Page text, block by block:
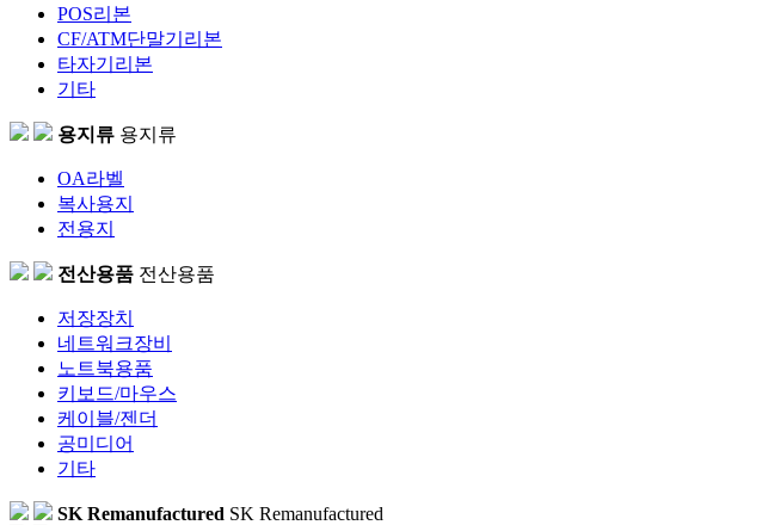
POS리본
CF/ATM단말기리본
타자기리본
기타
용지류 용지류
OA라벨
복사용지
전용지
전산용품 전산용품
저장장치
네트워크장비
노트북용품
키보드/마우스
케이블/젠더
공미디어
기타
SK Remanufactured SK Remanufactured